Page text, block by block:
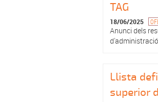
TAG
18/06/2025
Anunci dels
Llista
superior